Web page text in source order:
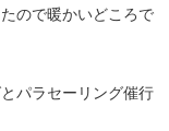
ので暖かいどころで
パラセーリング催行